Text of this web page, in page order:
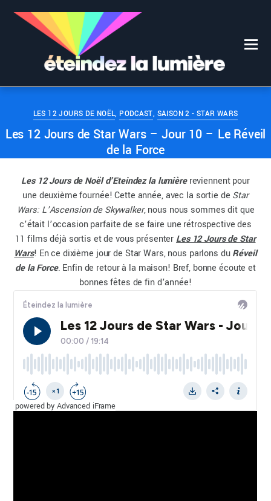
LES 12 JOURS DE NOËL, PODCAST, SAISON 2 - STAR WARS
Les 12 Jours de Star Wars – Jour 10 – Le Réveil
de la Force
Les 12 Jours de Noël d’Eteindez la lumièrereviennent pour
une deuxième fournée! Cette année, avec la sortie de Star
Wars: L’Ascension de Skywalker, nous nous sommes dit que
c’était l’occasion parfaite de se faire une rétrospective des
11 films déjà sortis et de vous présenter Les 12 Jours de Star
Wars! En ce dixième jour de Star Wars, nous parlons duRéveil
de la Force. Enfin de retour à la maison! Bref, bonne écoute et
bonnes fêtes de fin d’année!
powered by Advanced iFrame